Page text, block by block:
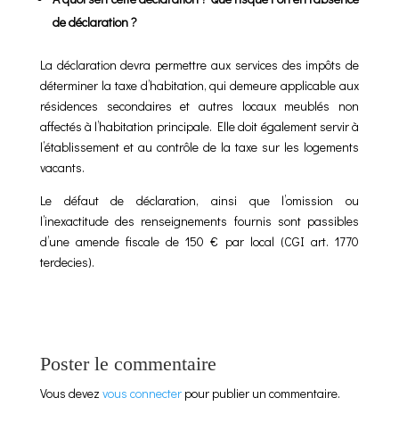
de déclaration ?
La déclaration devra permettre aux services des impôts de
déterminer la taxe d’habitation, qui demeure applicable aux
résidences secondaires et autres locaux meublés non
affectés à l’habitation principale. Elle doit également servir à
l’établissement et au contrôle de la taxe sur les logements
vacants.
Le défaut de déclaration, ainsi que l’omission ou
l’inexactitude des renseignements fournis sont passibles
d’une amende fiscale de 150 € par local (CGI art. 1770
terdecies).
Poster le commentaire
Vous devez vous connecterpour publier un commentaire.